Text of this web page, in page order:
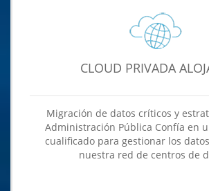
CLOUD PRIVADA
Migración de datos críticos y
Administración Pública Confía en
cualificado para gestionar los
nuestra red de centros de